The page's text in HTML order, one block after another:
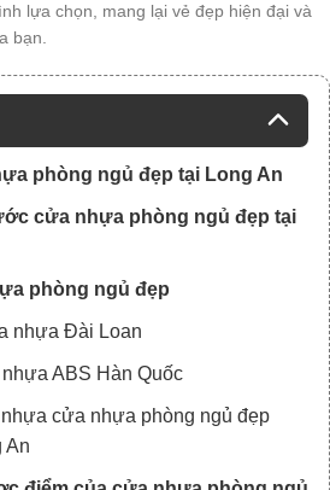
lựa chọn, mang lại vẻ đẹp hiện đại và
bạn.
phòng ngủ đẹp tại Long An
cửa nhựa phòng ngủ đẹp tại
phòng ngủ đẹp
nhựa Đài Loan
ABS Hàn Quốc
cửa nhựa phòng ngủ đẹp
An